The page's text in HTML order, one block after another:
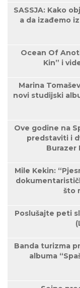
SASSJA: Kako
a da izađemo
Ocean Of
Kin” i
Marina
novi studijski
Ove godine na
predstaviti i
Burazer
Mile Kekin:
što
Poslušajte peti
Banda turizma
albuma